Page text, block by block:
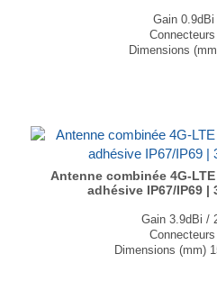
Gain
Dimensions
Antenne combinée 4G-LTE
adhésive IP67/IP69 |
Gain 3.9dBi /
Dimensions (mm)